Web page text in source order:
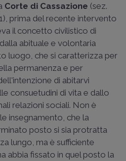
Corte di Cassazione (sez.
), prima del recente intervento
il concetto civilistico di
abituale e volontaria
luogo, che si caratterizza per
permanenza e per
di abitarvi
consuetudini di vita e dallo
relazioni sociali. Non è
insegnamento, che la
posto si sia protratta
lungo, ma è sufficiente
abbia fissato in quel posto la